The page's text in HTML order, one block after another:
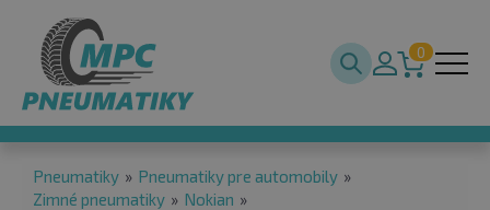
0
Pneumatiky » Pneumatiky pre automobily »
Zimné pneumatiky » Nokian »